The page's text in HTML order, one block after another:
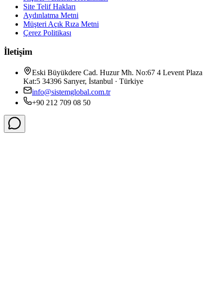
Site Telif Hakları
Aydınlatma Metni
Müşteri Açık Rıza Metni
Çerez Politikası
İletişim
Eski Büyükdere Cad. Huzur Mh. No:67 4 Levent Plaza
Kat:5 34396 Sarıyer, İstanbul · Türkiye
info@sistemglobal.com.tr
+90 212 709 08 50